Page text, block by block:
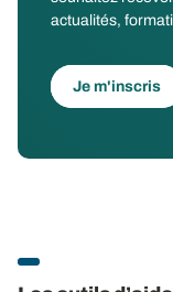
actualités,
Je m'inscris